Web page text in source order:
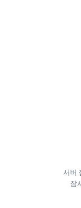
서버
잠